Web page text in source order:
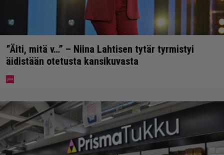
”Äiti, mitä v…” – Niina Lahtisen tytär tyrmistyi
äidistään otetusta kansikuvasta